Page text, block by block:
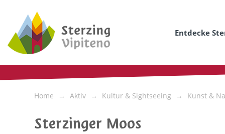
Entdecke
Home Aktiv Kultur & Sightseeing Kunst &
Sterzinger Moos